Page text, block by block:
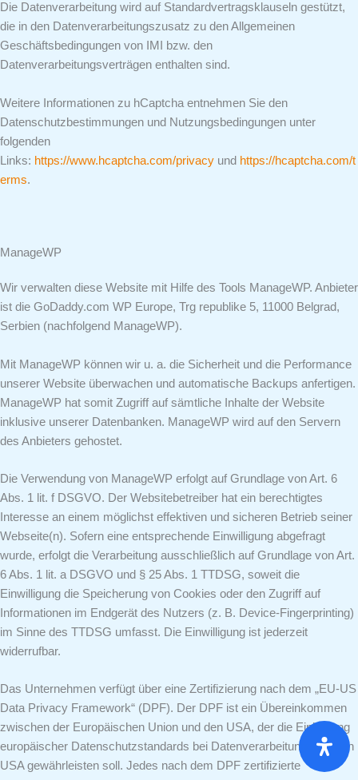
Die Datenverarbeitung wird auf Standardvertragsklauseln gestützt,
die in den Datenverarbeitungszusatz zu den Allgemeinen
Geschäftsbedingungen von IMI bzw. den
Datenverarbeitungsverträgen enthalten sind.
Weitere Informationen zu hCaptcha entnehmen Sie den
Datenschutzbestimmungen und Nutzungsbedingungen unter
folgenden
Links: https://www.hcaptcha.com/privacy und https://hcaptcha.com/t
erms.
ManageWP
Wir verwalten diese Website mit Hilfe des Tools ManageWP. Anbieter
ist die GoDaddy.com WP Europe, Trg republike 5, 11000 Belgrad,
Serbien (nachfolgend ManageWP).
Mit ManageWP können wir u. a. die Sicherheit und die Performance
unserer Website überwachen und automatische Backups anfertigen.
ManageWP hat somit Zugriff auf sämtliche Inhalte der Website
inklusive unserer Datenbanken. ManageWP wird auf den Servern
des Anbieters gehostet.
Die Verwendung von ManageWP erfolgt auf Grundlage von Art. 6
Abs. 1 lit. f DSGVO. Der Websitebetreiber hat ein berechtigtes
Interesse an einem möglichst effektiven und sicheren Betrieb seiner
Webseite(n). Sofern eine entsprechende Einwilligung abgefragt
wurde, erfolgt die Verarbeitung ausschließlich auf Grundlage von Art.
6 Abs. 1 lit. a DSGVO und § 25 Abs. 1 TTDSG, soweit die
Einwilligung die Speicherung von Cookies oder den Zugriff auf
Informationen im Endgerät des Nutzers (z. B. Device-Fingerprinting)
im Sinne des TTDSG umfasst. Die Einwilligung ist jederzeit
widerrufbar.
Das Unternehmen verfügt über eine Zertifizierung nach dem „EU-US
Data Privacy Framework“ (DPF). Der DPF ist ein Übereinkommen
zwischen der Europäischen Union und den USA, der die Einhaltung
europäischer Datenschutzstandards bei Datenverarbeitungen in den
USA gewährleisten soll. Jedes nach dem DPF zertifizierte